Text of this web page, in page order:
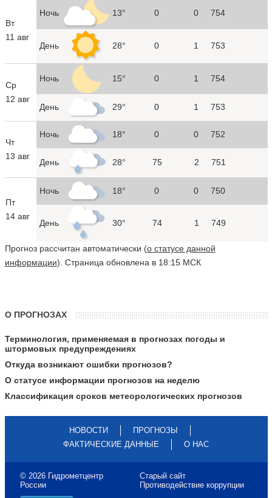
Вт
11 авг
Ночь 13° 0 0 754
День 28° 0 1 753
Ср
12 авг
Ночь 15° 0 1 754
День 29° 0 1 753
Чт
13 авг
Ночь 18° 0 0 752
День 28° 75 2 751
Пт
14 авг
Ночь 18° 0 0 750
День 30° 74 1 749
Прогноз рассчитан автоматически (о статусе данной
информации). Страница обновлена в 18:15 МСК
О ПРОГНОЗАХ
Терминология, применяемая в прогнозах погоды и
штормовых предупреждениях
Откуда возникают ошибки прогнозов?
О статусе информации прогнозов на неделю
Классификация сроков метеорологических прогнозов
НОВОСТИ
ПРОГНОЗЫ
ФАКТИЧЕСКИЕ ДАННЫЕ
О НАС
© 2026 Гидрометцентр
России
Старый сайт
Противодействие коррупции